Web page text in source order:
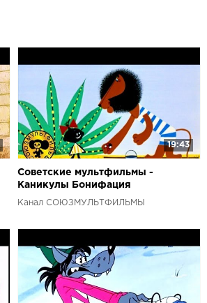
19:43
Советские мультфильмы -
Каникулы Бонифация
Канал СОЮЗМУЛЬТФИЛЬМЫ